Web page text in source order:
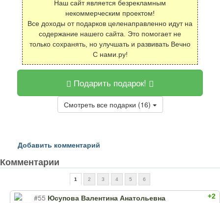
Наш сайт является безрекламным
некоммерческим проектом!
Все доходы от подарков целенаправленно идут на
содержание нашего сайта. Это помогает не
только сохранять, но улучшать и развивать Вечно
С нами.ру!
Подарить подарок!
Смотреть все подарки (16)
Добавить комментарий
Комментарии
1 2 3 4 5 6
+2
#55 Юсупова Валентина Анатольевна